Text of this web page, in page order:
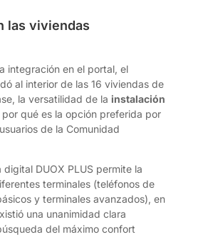
las viviendas
integración en el portal, el
al interior de las 16 viviendas de
la versatilidad de la instalación
qué es la opción preferida por
de la Comunidad
digital DUOX PLUS permite la
terminales (teléfonos de
y terminales avanzados), en
una unanimidad clara
del máximo confort